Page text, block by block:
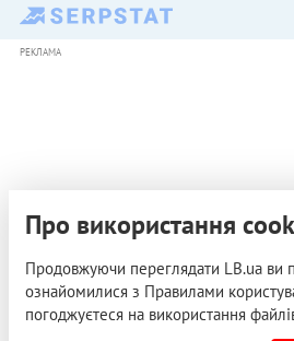
РЕКЛАМА
Про використання
Продовжуючи переглядати LB.ua ви
ознайомилися з Правилами
погоджуєтеся на використання